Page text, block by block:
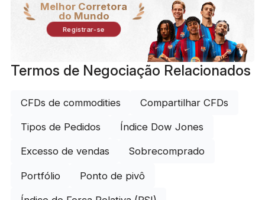
Melhor Corretora
do Mundo
Registrar-se
Termos de Negociação Relacionados
CFDs de commodities Compartilhar CFDs
Tipos de Pedidos Índice Dow Jones
Excesso de vendas Sobrecomprado
Portfólio Ponto de pivô